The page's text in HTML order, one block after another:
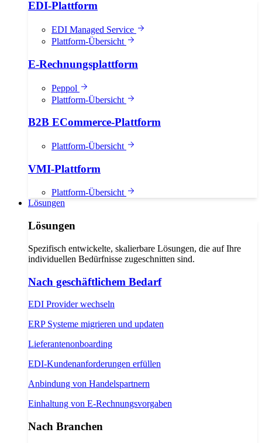
EDI-Plattform
EDI Managed Service
Plattform-Übersicht
E-Rechnungsplattform
Peppol
Plattform-Übersicht
B2B ECommerce-Plattform
Plattform-Übersicht
VMI-Plattform
Plattform-Übersicht
Lösungen
Lösungen
Spezifisch entwickelte, skalierbare Lösungen, die auf Ihre
individuellen Bedürfnisse zugeschnitten sind.
Nach geschäftlichem Bedarf
EDI Provider wechseln
ERP Systeme migrieren und updaten
Lieferantenonboarding
EDI-Kundenanforderungen erfüllen
Anbindung von Handelspartnern
Einhaltung von E-Rechnungsvorgaben
Nach Branchen